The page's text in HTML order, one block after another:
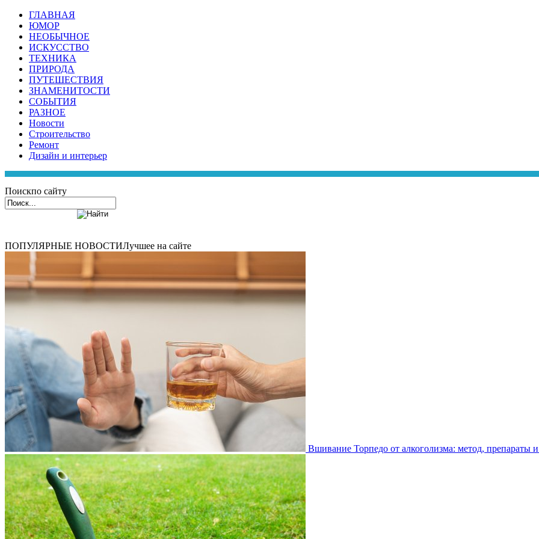
ГЛАВНАЯ
ЮМОР
НЕОБЫЧНОЕ
ИСКУССТВО
ТЕХНИКА
ПРИРОДА
ПУТЕШЕСТВИЯ
ЗНАМЕНИТОСТИ
СОБЫТИЯ
РАЗНОЕ
Новости
Строительство
Ремонт
Дизайн и интерьер
Поискпо сайту
ПОПУЛЯРНЫЕ НОВОСТИЛучшее на сайте
Вшивание Торпедо от алкоголизма: метод, препараты